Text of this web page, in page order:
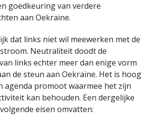
goedkeuring van verdere
aan Oekraïne.
dat links niet wil meewerken met de
Neutraliteit doodt de
links echter meer dan enige vorm
de steun aan Oekraïne. Het is hoog
agenda promoot waarmee het zijn
kan behouden. Een dergelijke
eisen omvatten: